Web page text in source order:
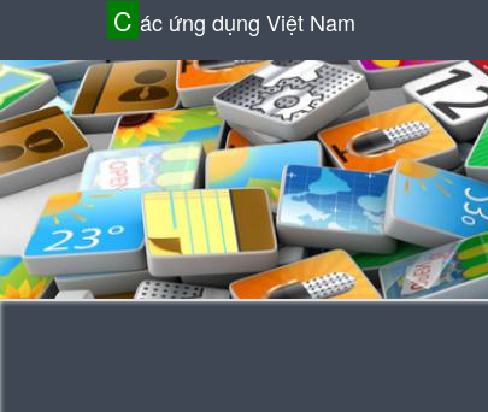
C ác ứng dụng Việt Nam